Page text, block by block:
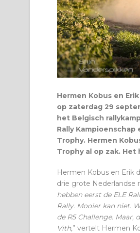
Hermen Kobus en
op zaterdag 29
het Belgisch
Rally
Trophy. Hermen
Trophy al op zak.
Hermen Kobus en Erik
drie grote Nederlandse
hebben eerst de ELE
Rally. Mooier kan niet.
de R5 Challenge.
Vith,” vertelt Hermen